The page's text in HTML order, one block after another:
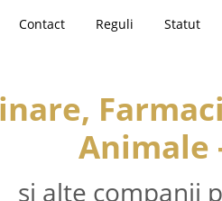
Contact Reguli Statut
Animale
și alte companii